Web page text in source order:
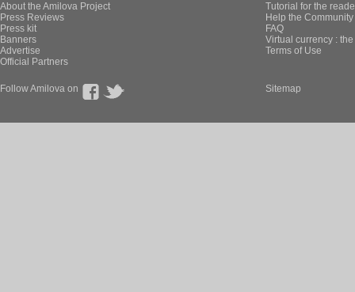
About the Amilova Project
Press Reviews
Press kit
Banners
Advertise
Official Partners
Tutorial for the
Help the
FAQ
Virtual currency :
Terms of Use
Follow Amilova on Sitemap